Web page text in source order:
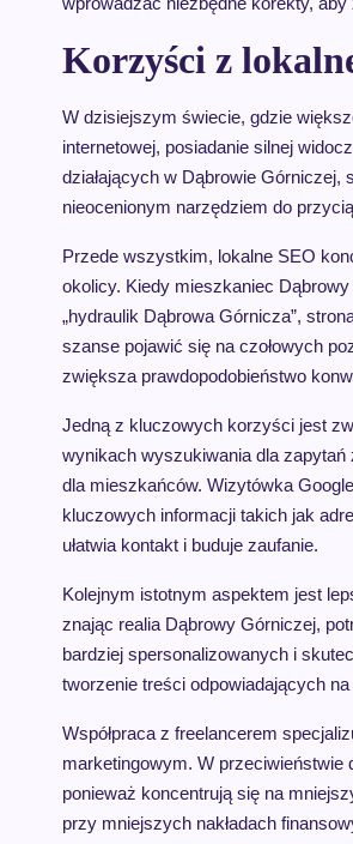
Korzyści z
W dzisiejszym świecie, gdzie
internetowej, posiadanie silnej
działających w Dąbrowie
nieocenionym narzędziem do
Przede wszystkim, lokalne SEO
okolicy. Kiedy mieszkaniec
„hydraulik Dąbrowa Górnicza”,
szanse pojawić się na czołowych
zwiększa prawdopodobieństwo
Jedną z kluczowych korzyści jest
wynikach wyszukiwania dla
dla mieszkańców. Wizytówka
kluczowych informacji takich jak
ułatwia kontakt i buduje zaufanie.
Kolejnym istotnym aspektem jest
znając realia Dąbrowy Górniczej,
bardziej spersonalizowanych i
tworzenie treści odpowiadających
Współpraca z freelancerem
marketingowym. W przeciwieństwie
ponieważ koncentrują się na
przy mniejszych nakładach